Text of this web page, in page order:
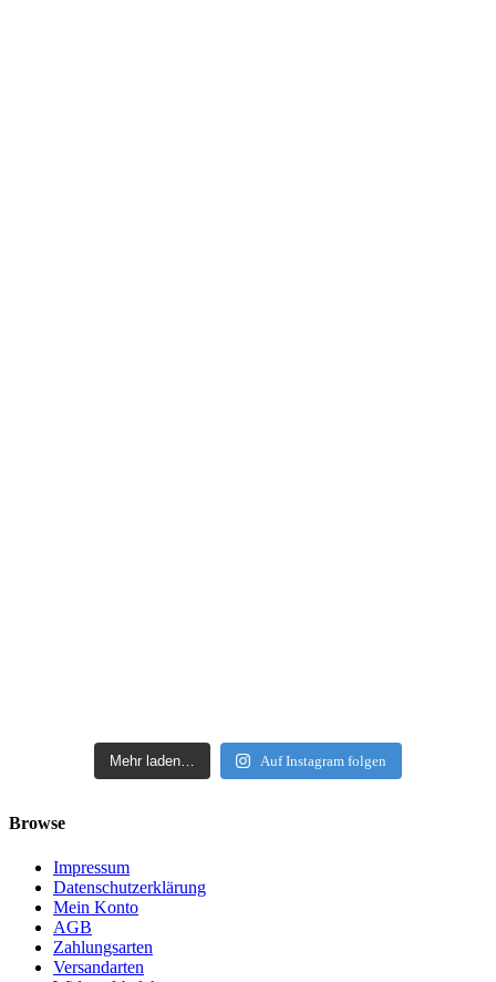
Mehr laden… Auf Instagram folgen
Browse
Impressum
Datenschutzerklärung
Mein Konto
AGB
Zahlungsarten
Versandarten